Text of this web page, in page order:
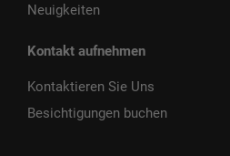
Neuigkeiten
Kontakt aufnehmen
Kontaktieren Sie Uns
Besichtigungen buchen